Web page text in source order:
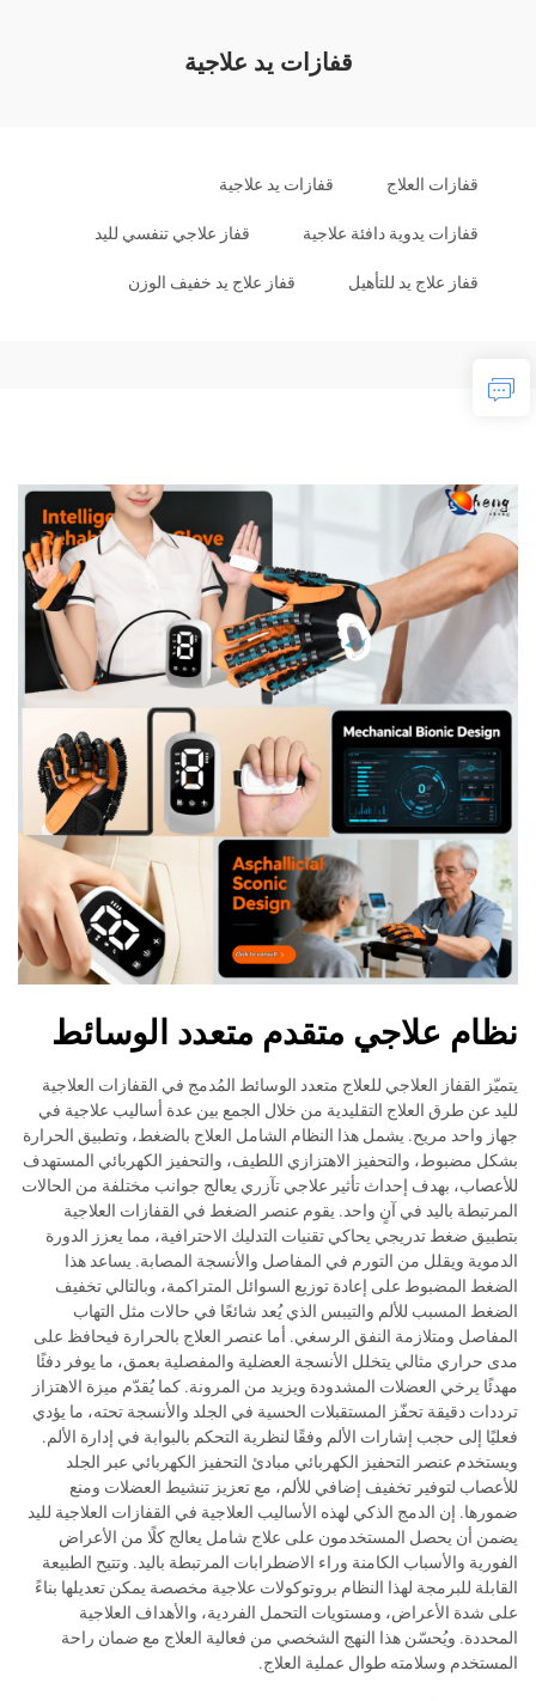
قفازات يد علاجية
قفازات العلاج قفازات يد علاجية
قفازات يدوية دافئة علاجية قفاز علاجي تنفسي لليد
قفاز علاج يد للتأهيل قفاز علاج يد خفيف الوزن
نظام علاجي متقدم متعدد الوسائط
يتميّز القفاز العلاجي للعلاج متعدد الوسائط المُدمج في القفازات العلاجية
لليد عن طرق العلاج التقليدية من خلال الجمع بين عدة أساليب علاجية في
جهاز واحد مريح. يشمل هذا النظام الشامل العلاج بالضغط، وتطبيق الحرارة
بشكل مضبوط، والتحفيز الاهتزازي اللطيف، والتحفيز الكهربائي المستهدف
للأعصاب، بهدف إحداث تأثير علاجي تآزري يعالج جوانب مختلفة من الحالات
المرتبطة باليد في آنٍ واحد. يقوم عنصر الضغط في القفازات العلاجية
بتطبيق ضغط تدريجي يحاكي تقنيات التدليك الاحترافية، مما يعزز الدورة
الدموية ويقلل من التورم في المفاصل والأنسجة المصابة. يساعد هذا
الضغط المضبوط على إعادة توزيع السوائل المتراكمة، وبالتالي تخفيف
الضغط المسبب للألم والتيبس الذي يُعد شائعًا في حالات مثل التهاب
المفاصل ومتلازمة النفق الرسغي. أما عنصر العلاج بالحرارة فيحافظ على
مدى حراري مثالي يتخلل الأنسجة العضلية والمفصلية بعمق، ما يوفر دفئًا
مهدئًا يرخي العضلات المشدودة ويزيد من المرونة. كما يُقدّم ميزة الاهتزاز
ترددات دقيقة تحفّز المستقبلات الحسية في الجلد والأنسجة تحته، ما يؤدي
فعليًا إلى حجب إشارات الألم وفقًا لنظرية التحكم بالبوابة في إدارة الألم.
ويستخدم عنصر التحفيز الكهربائي مبادئ التحفيز الكهربائي عبر الجلد
للأعصاب لتوفير تخفيف إضافي للألم، مع تعزيز تنشيط العضلات ومنع
ضمورها. إن الدمج الذكي لهذه الأساليب العلاجية في القفازات العلاجية لليد
يضمن أن يحصل المستخدمون على علاج شامل يعالج كلًا من الأعراض
الفورية والأسباب الكامنة وراء الاضطرابات المرتبطة باليد. وتتيح الطبيعة
القابلة للبرمجة لهذا النظام بروتوكولات علاجية مخصصة يمكن تعديلها بناءً
على شدة الأعراض، ومستويات التحمل الفردية، والأهداف العلاجية
المحددة. ويُحسّن هذا النهج الشخصي من فعالية العلاج مع ضمان راحة
المستخدم وسلامته طوال عملية العلاج.